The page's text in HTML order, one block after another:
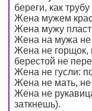
береги, как
Жена мужем
Жена мужу
Жена на мужа не
Жена не
берестой не
Жена не гусли:
Жена не мать, не
Жена не
заткнешь).